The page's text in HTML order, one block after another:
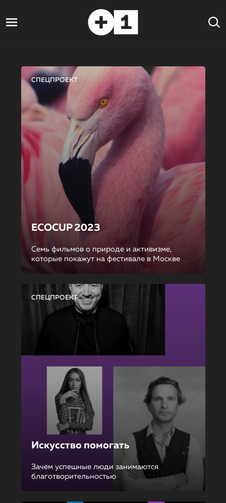
СПЕЦПРОЕКТ
ECOCUP 2023
Семь фильмов о природе и активизме,
которые покажут на фестивале в Москве
СПЕЦПРОЕКТ
Искусство помогать
Зачем успешные люди занимаются
благотворительностью